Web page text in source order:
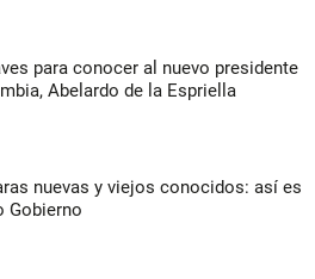
para conocer al nuevo presidente
Abelardo de la Espriella
nuevas y viejos conocidos: así es
Gobierno